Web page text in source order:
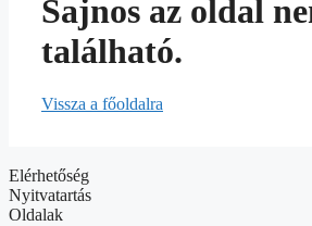
Sajnos az oldal
található.
Vissza a főoldalra
Elérhetőség
Nyitvatartás
Oldalak